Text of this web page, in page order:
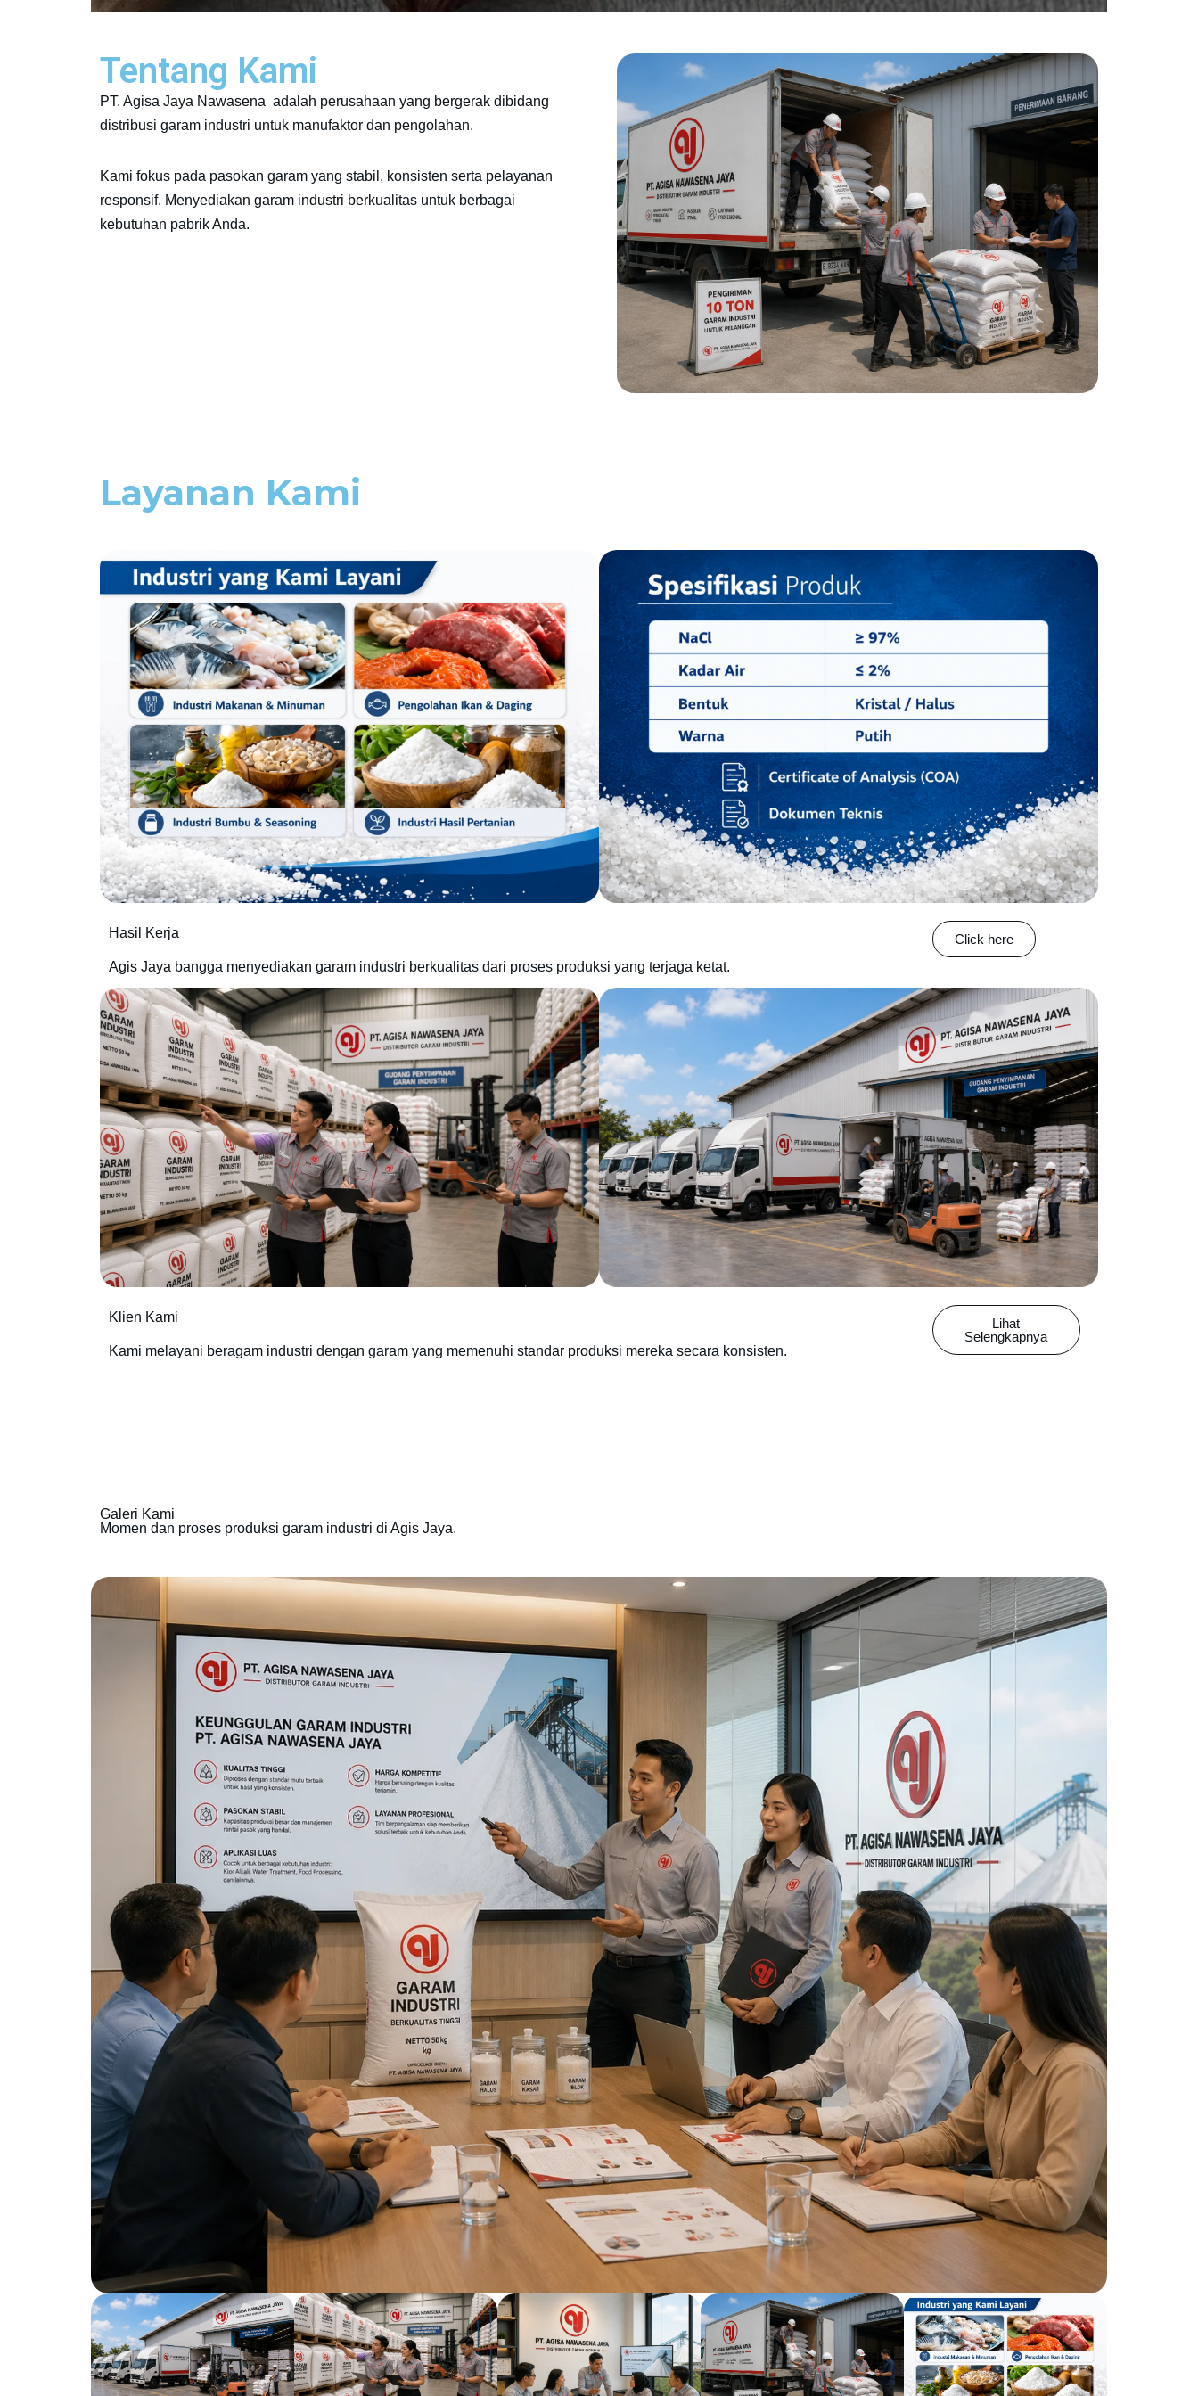
Tentang Kami
PT. Agisa Jaya Nawasena adalah perusahaan yang bergerak dibidang
distribusi garam industri untuk manufaktor dan pengolahan.
Kami fokus pada pasokan garam yang stabil, konsisten serta pelayanan
responsif. Menyediakan garam industri berkualitas untuk berbagai
kebutuhan pabrik Anda.
Layanan Kami
Hasil Kerja
Agis Jaya bangga menyediakan garam industri berkualitas dari proses produksi yang terjaga ketat.
Click here
Klien Kami
Kami melayani beragam industri dengan garam yang memenuhi standar produksi mereka secara konsisten.
Lihat
Selengkapnya
Galeri Kami
Momen dan proses produksi garam industri di Agis Jaya.